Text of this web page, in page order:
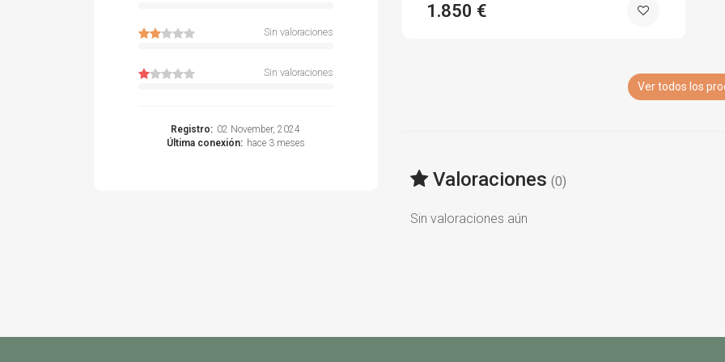
Sin valoraciones
Sin valoraciones
Registro: 02 November, 2024
Última conexión: hace 3 meses
1.850 €
Ver todos los
Valoraciones (0)
Sin valoraciones aún